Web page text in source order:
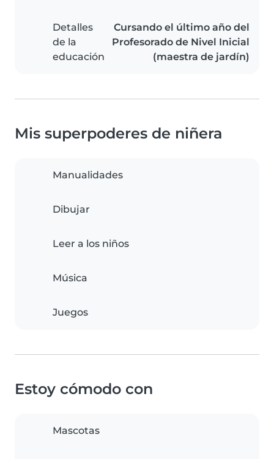
Detalles
de la
educación
Cursando el último año del
Profesorado de Nivel Inicial
(maestra de jardín)
Mis superpoderes de niñera
Manualidades
Dibujar
Leer a los niños
Música
Juegos
Estoy cómodo con
Mascotas